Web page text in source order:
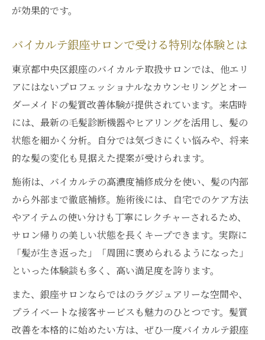
が効果的です。
バイカルテ銀座サロンで受ける特別な体験とは
東京都中央区銀座のバイカルテ取扱サロンでは、他エリ
アにはないプロフェッショナルなカウンセリングとオー
ダーメイドの髪質改善体験が提供されています。来店時
には、最新の毛髪診断機器やヒアリングを活用し、髪の
状態を細かく分析。自分では気づきにくい悩みや、将来
的な髪の変化も見据えた提案が受けられます。
施術は、バイカルテの高濃度補修成分を使い、髪の内部
から外部まで徹底補修。施術後には、自宅でのケア方法
やアイテムの使い分けも丁寧にレクチャーされるため、
サロン帰りの美しい状態を長くキープできます。実際に
「髪が生き返った」「周囲に褒められるようになった」
といった体験談も多く、高い満足度を誇ります。
また、銀座サロンならではのラグジュアリーな空間や、
プライベートな接客サービスも魅力のひとつです。髪質
改善を本格的に始めたい方は、ぜひ一度バイカルテ銀座